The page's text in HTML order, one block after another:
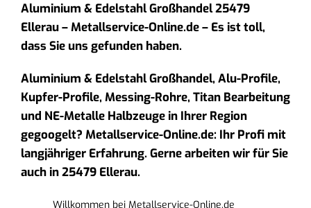
Aluminium & Edelstahl Großhandel 25479
Ellerau – Metallservice-Online.de – Es ist toll,
dass Sie uns gefunden haben.
Aluminium & Edelstahl Großhandel, Alu-Profile,
Kupfer-Profile, Messing-Rohre, Titan Bearbeitung
und NE-Metalle Halbzeuge in Ihrer Region
gegoogelt? Metallservice-Online.de: Ihr Profi mit
langjähriger Erfahrung. Gerne arbeiten wir für Sie
auch in 25479 Ellerau.
Willkommen bei Metallservice-Online.de